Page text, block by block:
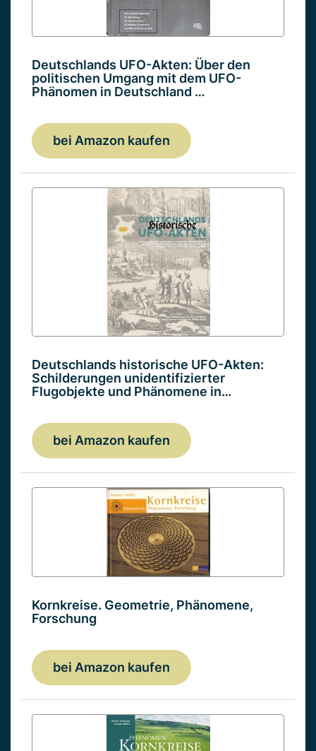
Deutschlands UFO-Akten: Über den
politischen Umgang mit dem UFO-
Phänomen in Deutschland …
bei Amazon kaufen
Deutschlands historische UFO-Akten:
Schilderungen unidentifizierter
Flugobjekte und Phänomene in…
bei Amazon kaufen
Kornkreise. Geometrie, Phänomene,
Forschung
bei Amazon kaufen